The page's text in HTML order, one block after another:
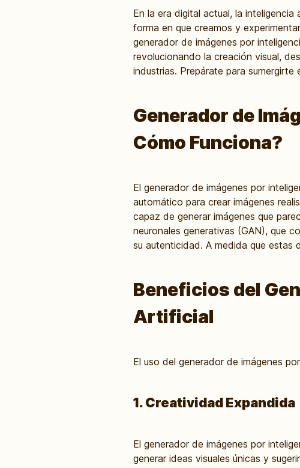
En la era digital actual, la
forma en que creamos y
generador de imágenes por
revolucionando la creación visual,
industrias. Prepárate para
Generador de
Cómo Funciona?
El generador de imágenes por
automático para crear imágenes
capaz de generar imágenes que
neuronales generativas (GAN), que
su autenticidad. A medida que estas
Beneficios del
Artificial
El uso del generador de imágenes
1. Creatividad Expandida
El generador de imágenes por
generar ideas visuales únicas y